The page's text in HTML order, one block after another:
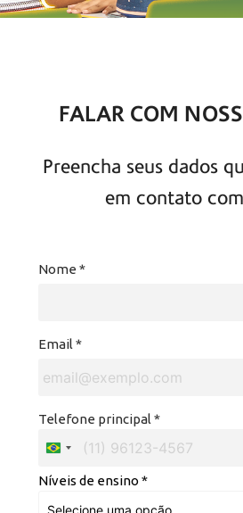
FALAR COM
Preencha seus dados
em contato